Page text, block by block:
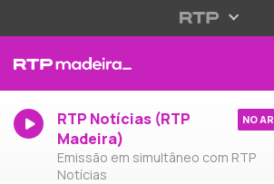
RTP Notícias (RTP
Madeira)
Emissão em simultâneo com RTP
Notícias
NO AR